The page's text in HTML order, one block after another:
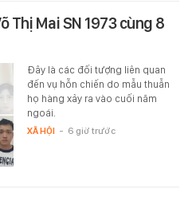
Thị Mai SN 1973 cùng 8
Đây là các đối tượng liên quan
đến vụ hỗn chiến do mẫu thuẫn
họ hàng xảy ra vào cuối năm
ngoái.
XÃ HỘI - 6 giờ trước